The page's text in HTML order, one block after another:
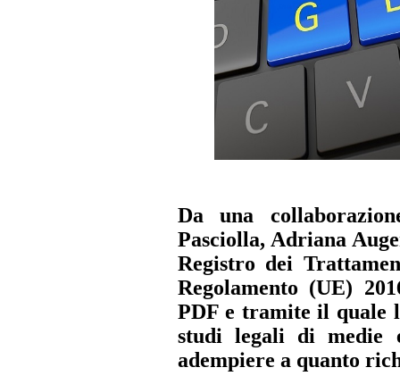
Da una
Pasciolla, Adriana
Registro dei
Regolamento (UE)
PDF e tramite il quale
studi legali di medie
adempiere a quanto